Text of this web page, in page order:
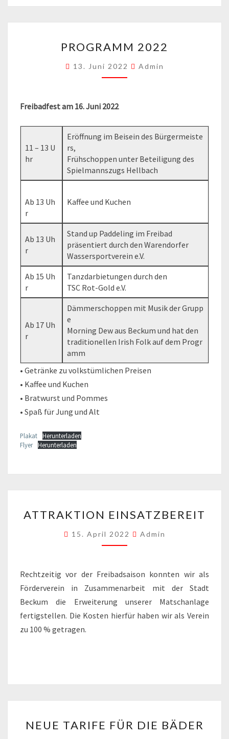
2022
PROGRAMM 2022
13. Juni 2022 Admin
Freibadfest am 16. Juni 2022
11 – 13 U
hr
Eröffnung im Beisein des Bürgermeiste
rs,
Frühschoppen unter Beteiligung des
Spielmannszugs Hellbach
Ab 13 Uh
r
Kaffee und Kuchen
Ab 13 Uh
r
Stand up Paddeling im Freibad
präsentiert durch den Warendorfer
Wassersportverein e.V.
Ab 15 Uh
r
Tanzdarbietungen durch den
TSC Rot-Gold e.V.
Ab 17 Uh
r
Dämmerschoppen mit Musik der Grupp
e
Morning Dew aus Beckum und hat den
traditionellen Irish Folk auf dem Progr
amm
• Getränke zu volkstümlichen Preisen
• Kaffee und Kuchen
• Bratwurst und Pommes
• Spaß für Jung und Alt
Plakat
Herunterladen
Flyer
Herunterladen
EINSATZBEREIT
ATTRAKTION EINSATZBEREIT
15. April 2022 Admin
Rechtzeitig vor der Freibadsaison konnten wir als
Förderverein in Zusammenarbeit mit der Stadt
Beckum die Erweiterung unserer Matschanlage
fertigstellen. Die Kosten hierfür haben wir als Verein
zu 100 % getragen.
TARIFE
NEUE TARIFE FÜR DIE BÄDER